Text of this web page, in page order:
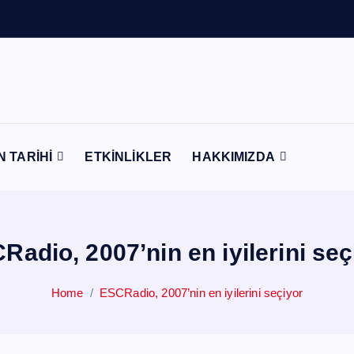
TARİHİ ETKİNLİKLER HAKKIMIZDA
2007’nin en iyilerini
Home ESCRadio, 2007’nin en iyilerini seçiyor